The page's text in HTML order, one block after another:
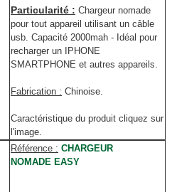
Particularité : Chargeur nomade
pour tout appareil utilisant un câble
usb. Capacité 2000mah - Idéal pour
recharger un IPHONE
SMARTPHONE et autres appareils.
Fabrication : Chinoise.
Caractéristique du produit cliquez sur
l'image.
Référence : CHARGEUR
NOMADE EASY